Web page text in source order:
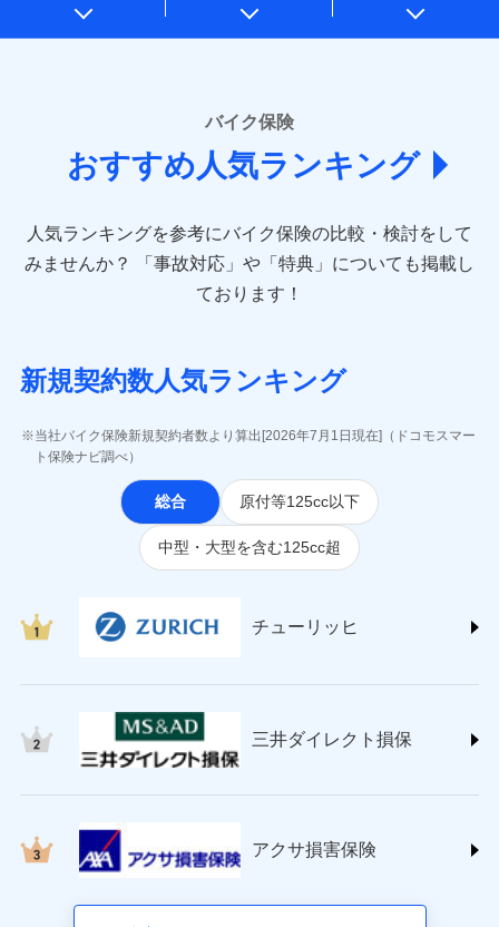
* 当社が委託を受けている保険会社の情報は、保険会社
のホームページに掲載しておりますので、ご確認くださ
あいおいニッセイ同和損害保険株式会社
(https://www.aioinissaydowa.co.jp/)
アクサ損害保険株式会社 (https://www.axa-
アニコム損害保険株式会社 (https://www.anicom-
sompo.co.jp/)
東京海上ダイレクト損害保険株式会社
(https://www.e-design.net/)
ＳＢＩ損害保険株式会社
ジェイアイ傷害火災保険株式会社
(https://www.jihoken.co.jp/)
ソニー損害保険株式会社
(https://www.sonysonpo.co.jp/)
損害保険ジャパン株式会社 (https://www.sompo-
japan.co.jp/)
ＳＯＭＰＯダイレクト損害保険株式会社
チューリッヒ保険会社 (https://www.zurich.co.jp/)
(https://www.nisshinfire.co.jp/)
ペット＆ファミリー損害保険株式会社
(https://www.petfamilyins.co.jp/)
三井住友海上火災保険株式会社 (https://www.ms-
三井ダイレクト損害保険株式会社
(https://www.mitsui-direct.co.jp/)
バイク保険
おすすめ人気ランキング
人気ランキングを参考にバイク保険の比較・検討をして
みませんか？
「事故対応」や「特典」についても掲載し
ております！
新規契約数人気ランキング
当社バイク保険新規契約者数より算出[2026年7月1日現在]（ドコモスマー
ト保険ナビ調べ）
総合 原付等125cc以下
中型・大型を含む125cc超
チューリッヒ
三井ダイレクト損保
アクサ損害保険